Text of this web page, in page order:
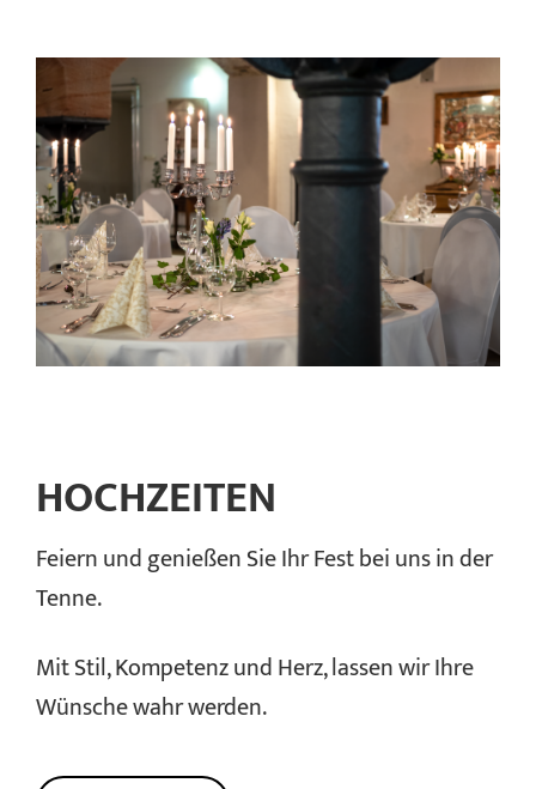
HOCHZEITEN
Feiern und genießen Sie Ihr Fest bei uns in der
Tenne.
Mit Stil, Kompetenz und Herz, lassen wir Ihre
Wünsche wahr werden.